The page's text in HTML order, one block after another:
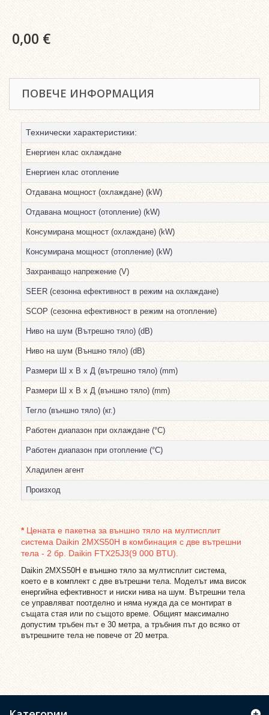
0,00 €
ПОВЕЧЕ ИНФОРМАЦИЯ
Технически характеристики:
Енергиен клас охлаждане
Енергиен клас отопление
Отдавана мощност (охлаждане) (kW)
Отдавана мощност (отопление) (kW)
Консумирана мощност (охлаждане) (kW)
Консумирана мощност (отопление) (kW)
Захранващо напрежение (V)
SEER (сезонна ефективност в режим на охлаждане)
SCOP (сезонна ефективност в режим на отопление)
Ниво на шум (Вътрешно тяло) (dB)
Ниво на шум (Външно тяло) (dB)
Размери Ш х В х Д (вътрешно тяло) (mm)
Размери Ш х В х Д (външно тяло) (mm)
Тегло (външно тяло) (кг.)
Работен диапазон при охлаждане (°С)
Работен диапазон при отопление (°С)
Хладилен агент
Произход
* Цената е пакетна за външно тяло на мултисплит
система Daikin 2MXS50H в комбинация с две вътрешни
тела - 2 бр. Daikin FTX25J3(9 000 BTU).
Daikin 2MXS50H е външно тяло за мултисплит система,
което е в комплект с две вътрешни тела. Моделът има висок
енергийна ефективност и ниски нива на шум. Вътрешни тела
се управляват поотделно и няма нужда да се монтират в
същата стая или по същото време. Общият максимално
допустим тръбен път е 30 метра, а тръбния път до всяко от
вътрешните тела не повече от 20 метра.